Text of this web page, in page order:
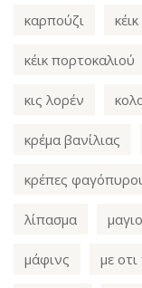
καρπούζι κέικ
κέικ πορτοκαλιού
κις λορέν
κρέμα βανίλιας
κρέπες
λίπασμα
μάφινς με